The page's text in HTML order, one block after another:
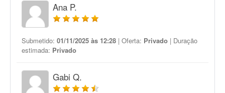
Ana P.
Submetido: 01/11/2025 às 12:28 | Oferta: Privado | Duração
estimada: Privado
Gabi Q.